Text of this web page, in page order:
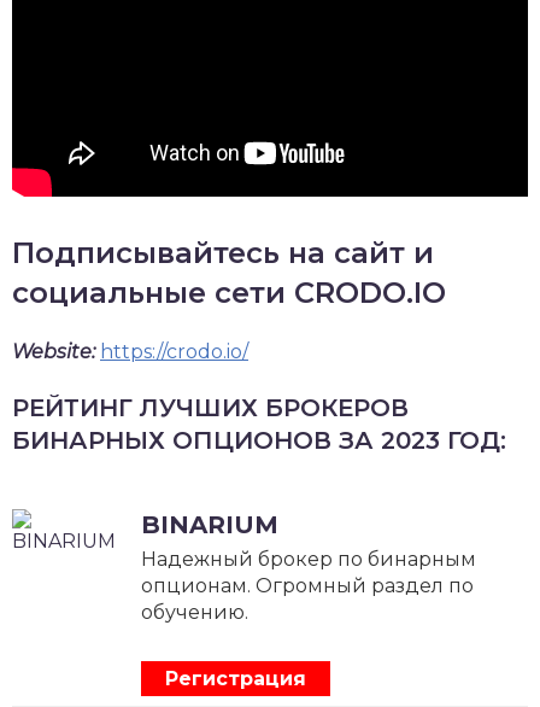
Подписывайтесь на сайт и
социальные сети CRODO.IO
Website: https://crodo.io/
РЕЙТИНГ ЛУЧШИХ БРОКЕРОВ
БИНАРНЫХ ОПЦИОНОВ ЗА 2023 ГОД:
BINARIUM
Надежный брокер по бинарным
опционам. Огромный раздел по
обучению.
Регистрация